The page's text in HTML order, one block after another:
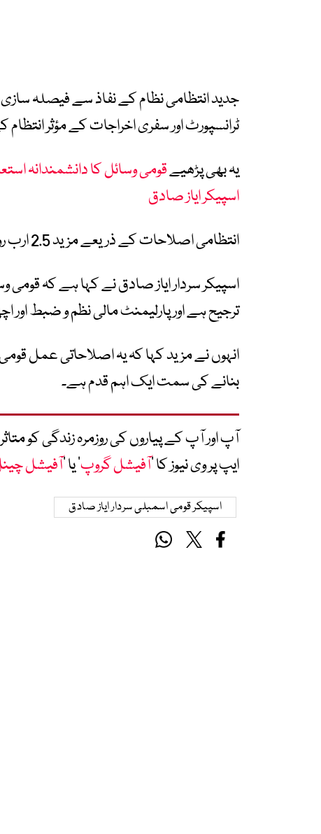
جدید انتظامی نظام کے نفاذ سے فیصلہ سازی
ٹرانسپورٹ اور سفری اخراجات کے مؤثر
یہ بھی پڑھیےقومی وسائل کا دانشمندانہ
اسپیکر ایاز صادق
انتظامی اصلاحات کے ذریعے مزید 2.5 ارب روپے کی بچت ریکارڈ کی گئی ہے۔
اسپیکر سردار ایاز صادق نے کہا ہے کہ قومی
ترجیح ہے اور پارلیمنٹ مالی نظم و ضبط
انہوں نے مزید کہا کہ یہ اصلاحاتی عمل
بنانے کی سمت ایک اہم قدم ہے۔
آپ اور آپ کے پیاروں کی روزمرہ زندگی کو
ایپ پر وی نیوز کا ’آفیشل گروپ‘ یا ’آفیشل
اسپیکر قومی اسمبلی سردار ایاز صادق